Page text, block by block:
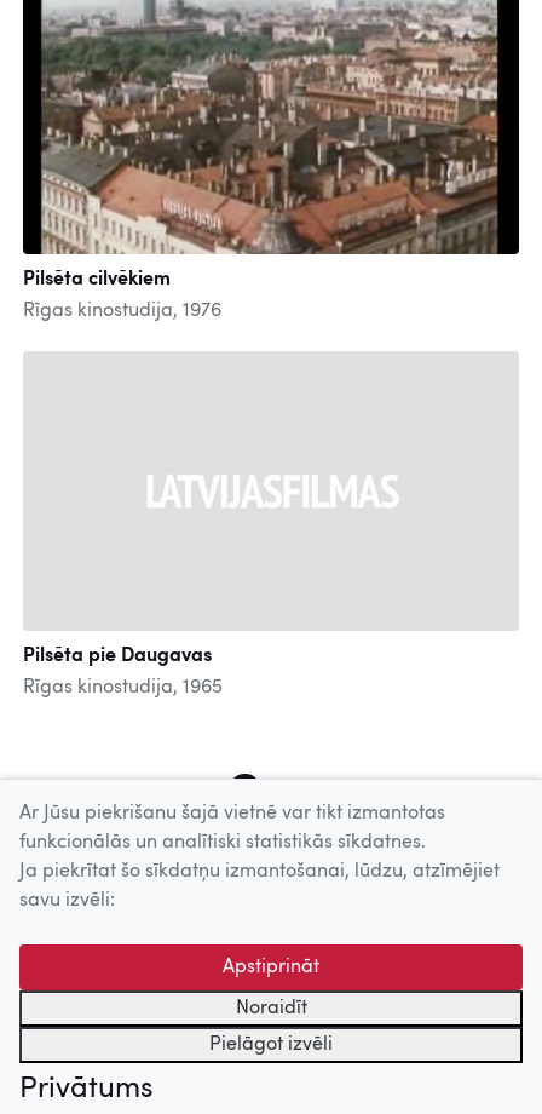
Pilsēta cilvēkiem
Rīgas kinostudija, 1976
Pilsēta pie Daugavas
Rīgas kinostudija, 1965
Uz augšu
© 2026 Nacionālais Kino centrs, Kultūras informācijas sistēmu
centrs. Sadarbības partneris: Latvijas Valsts
kinofotofonodokumentu arhīvs.
Ar Jūsu piekrišanu šajā vietnē var tikt izmantotas
funkcionālās un analītiski statistikās sīkdatnes.
Ja piekrītat šo sīkdatņu izmantošanai, lūdzu, atzīmējiet
savu izvēli:
Apstiprināt
Noraidīt
Pielāgot izvēli
Privātums